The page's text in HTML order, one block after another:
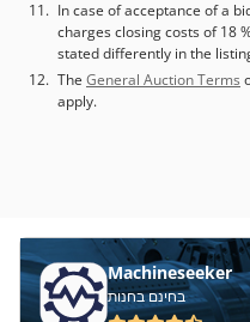
In case of acceptance of a
charges closing costs of 18
stated differently in the
The General Auction Terms
apply.
Machineseeker
בחינם בחנות